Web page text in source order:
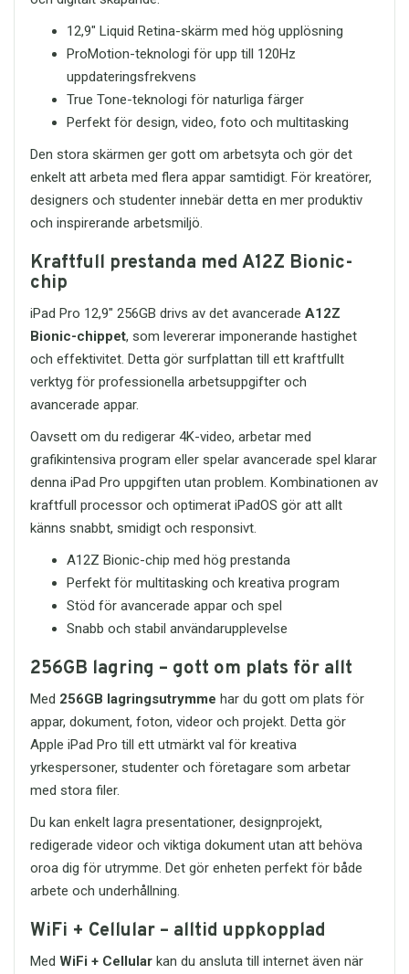
Maximalt skydd utan att bli
klumpigt
Kompatibelt med flera
generationer
Investera i ettfodral iPad Pro 12.9
Gen 6/5/4som ger både stil och
säkerhet – ett tillbehör du inte vill vara
Beställ enkelt idag
Redo att uppgradera ditt skydd? Beställ
Mörkblåredan idag och ge din iPad
Kontakta oss direkt via e-post för
order@itreservdelar.se
Skydda din iPad med stil – välj ett
premium skyddsfodralsom
kombinerar design, funktion och
12,9" Liquid Retina-skärm med hög upplösning
ProMotion-teknologi för upp till 120Hz
uppdateringsfrekvens
True Tone-teknologi för naturliga färger
Perfekt för design, video, foto och multitasking
Den stora skärmen ger gott om arbetsyta och gör det
enkelt att arbeta med flera appar samtidigt. För kreatörer,
designers och studenter innebär detta en mer produktiv
och inspirerande arbetsmiljö.
Kraftfull prestanda med A12Z Bionic-
chip
iPad Pro 12,9" 256GB drivs av det avancerade A12Z
Bionic-chippet, som levererar imponerande hastighet
och effektivitet. Detta gör surfplattan till ett kraftfullt
verktyg för professionella arbetsuppgifter och
avancerade appar.
Oavsett om du redigerar 4K-video, arbetar med
grafikintensiva program eller spelar avancerade spel klarar
denna iPad Pro uppgiften utan problem. Kombinationen av
kraftfull processor och optimerat iPadOS gör att allt
känns snabbt, smidigt och responsivt.
A12Z Bionic-chip med hög prestanda
Perfekt för multitasking och kreativa program
Stöd för avancerade appar och spel
Snabb och stabil användarupplevelse
256GB lagring – gott om plats för allt
Med 256GB lagringsutrymme har du gott om plats för
appar, dokument, foton, videor och projekt. Detta gör
Apple iPad Pro till ett utmärkt val för kreativa
yrkespersoner, studenter och företagare som arbetar
med stora filer.
Du kan enkelt lagra presentationer, designprojekt,
redigerade videor och viktiga dokument utan att behöva
oroa dig för utrymme. Det gör enheten perfekt för både
arbete och underhållning.
WiFi + Cellular – alltid uppkopplad
Med WiFi + Cellular kan du ansluta till internet även när